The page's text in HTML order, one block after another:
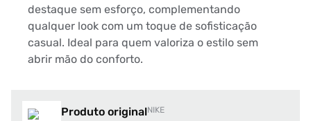
destaque sem esforço, complementando
qualquer look com um toque de sofisticação
casual. Ideal para quem valoriza o estilo sem
abrir mão do conforto.
Produto originalNIKE